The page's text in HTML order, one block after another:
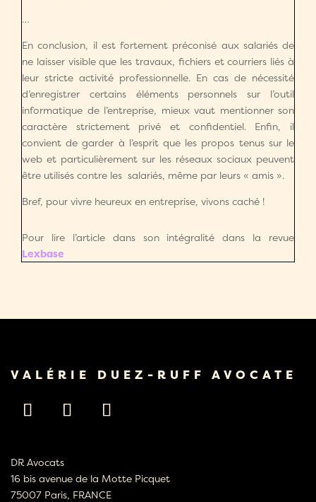
…
En conclusion, il est fortement préconisé aux salariés de
ne laisser visible que les travaux, fichiers et courriers liés à
leur stricte activité professionnelle. En cas de nécessité
d’enregistrer certains éléments personnels sur l’outil
informatique de l’entreprise, mieux vaut mentionner son
caractère strictement privé et confidentiel. Enfin, il
convient de garder à l’esprit que les propos tenus sur le
web et particulièrement sur les réseaux sociaux peuvent
être utilisés contre les salariés, même par leurs « amis ».
Bref, pour vivre heureux en entreprise, vivons caché !
Pour lire l’article dans son intégralité dans la revue
Lexbase
VALÉRIE DUEZ-RUFF AVOCATE
DR Avocats
16 bis avenue de la Motte Picquet
75007 Paris, FRANCE